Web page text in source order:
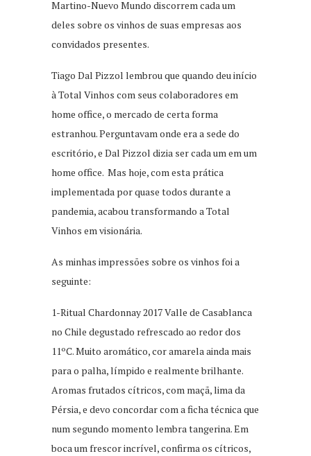
Martino-Nuevo Mundo discorrem cada um
deles sobre os vinhos de suas empresas aos
convidados presentes.
Tiago Dal Pizzol lembrou que quando deu início
à Total Vinhos com seus colaboradores em
home office, o mercado de certa forma
estranhou. Perguntavam onde era a sede do
escritório, e Dal Pizzol dizia ser cada um em um
home office. Mas hoje, com esta prática
implementada por quase todos durante a
pandemia, acabou transformando a Total
Vinhos em visionária.
As minhas impressões sobre os vinhos foi a
seguinte:
1-Ritual Chardonnay 2017 Valle de Casablanca
no Chile degustado refrescado ao redor dos
11ºC. Muito aromático, cor amarela ainda mais
para o palha, límpido e realmente brilhante.
Aromas frutados cítricos, com maçã, lima da
Pérsia, e devo concordar com a ficha técnica que
num segundo momento lembra tangerina. Em
boca um frescor incrível, confirma os cítricos,